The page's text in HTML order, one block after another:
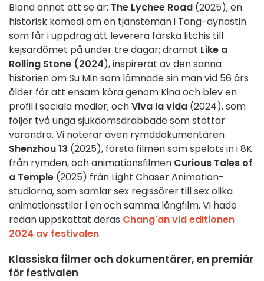
Bland annat att se är: The Lychee Road (2025), en
historisk komedi om en tjänsteman i Tang-dynastin
som får i uppdrag att leverera färska litchis till
kejsardömet på under tre dagar; dramat Like a
Rolling Stone (2024), inspirerat av den sanna
historien om Su Min som lämnade sin man vid 56 års
ålder för att ensam köra genom Kina och blev en
profil i sociala medier; ochViva la vida (2024), som
följer två unga sjukdomsdrabbade som stöttar
varandra. Vi noterar även rymddokumentären
Shenzhou 13 (2025), första filmen som spelats in i 8K
från rymden, och animationsfilmen Curious Tales of
a Temple (2025) från Light Chaser Animation-
studiorna, som samlar sex regissörer till sex olika
animationsstilar i en och samma långfilm. Vi hade
redan uppskattat deras Chang'an vid editionen
2024 av festivalen.
Klassiska filmer och dokumentärer, en premiär
för festivalen